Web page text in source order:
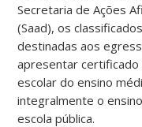
Secretaria de Ações
(Saad), os
destinadas aos
apresentar certificado
escolar do ensino
integralmente o
escola pública.